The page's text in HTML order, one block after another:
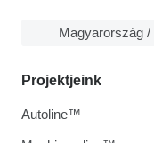
Magyarország
Projektjeink
Autoline™